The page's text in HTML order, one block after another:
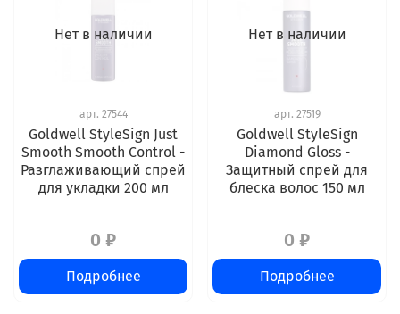
Нет в наличии
арт. 27544
Goldwell StyleSign Just
Smooth Smooth Control -
Разглаживающий спрей
для укладки 200 мл
0 ₽
Подробнее
Нет в наличии
арт. 27519
Goldwell StyleSign
Diamond Gloss -
Защитный спрей для
блеска волос 150 мл
0 ₽
Подробнее